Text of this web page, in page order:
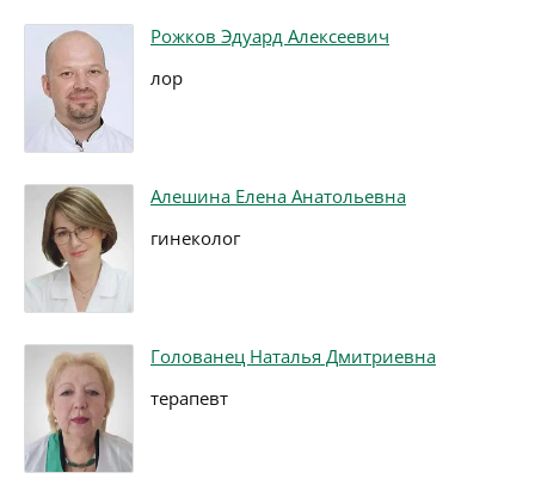
Рожков Эдуард Алексеевич
лор
Алешина Елена Анатольевна
гинеколог
Голованец Наталья Дмитриевна
терапевт